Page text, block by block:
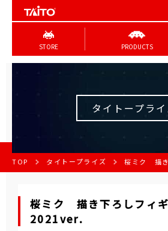
STORE PRODUCTS
タイトープライ
TOP タイトープライズ 桜ミク 描
桜ミク 描き下ろしフィ
2021ver.